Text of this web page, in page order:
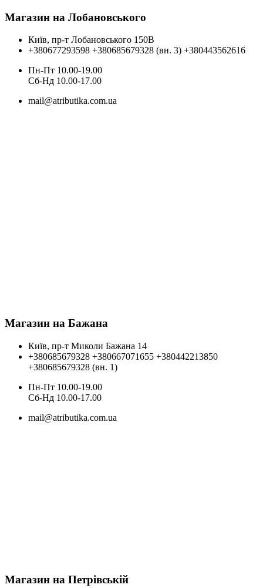
Магазин на Лобановського
Київ, пр-т Лобановського 150В
+380677293598 +380685679328 (вн. 3) +380443562616
Пн-Пт 10.00-19.00
Cб-Нд 10.00-17.00
mail@atributika.com.ua
Магазин на Бажана
Київ, пр-т Миколи Бажана 14
+380685679328 +380667071655 +380442213850
+380685679328 (вн. 1)
Пн-Пт 10.00-19.00
Cб-Нд 10.00-17.00
mail@atributika.com.ua
Магазин на Петрівській